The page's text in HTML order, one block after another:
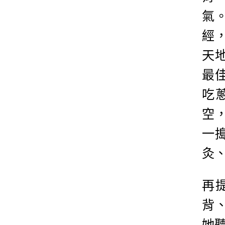
氣
經
天
最
吃
空
一
灸
再
背